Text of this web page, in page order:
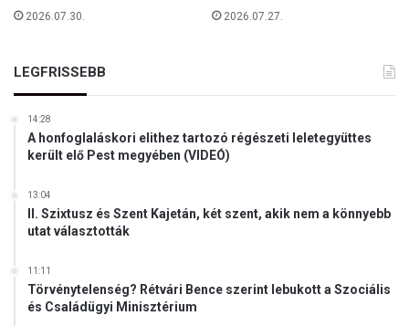
2026.07.30. 2026.07.27.
LEGFRISSEBB
14:28
A honfoglaláskori elithez tartozó régészeti leletegyüttes
került elő Pest megyében (VIDEÓ)
13:04
II. Szixtusz és Szent Kajetán, két szent, akik nem a könnyebb
utat választották
11:11
Törvénytelenség? Rétvári Bence szerint lebukott a Szociális
és Családügyi Minisztérium